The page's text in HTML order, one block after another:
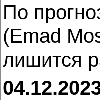
По
(Emad
лишится